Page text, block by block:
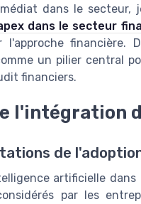
dans le secteur,
dans le secteur
l'approche
un pilier central
financiers.
l'intégration
de
artificielle
par les